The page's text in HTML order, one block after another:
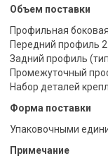
Объем поставки
Профильная
Передний профиль
Задний профиль
Промежуточный
Набор деталей
Форма поставки
Упаковочными
Примечание